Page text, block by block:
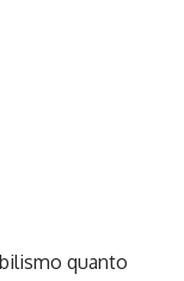
quanto